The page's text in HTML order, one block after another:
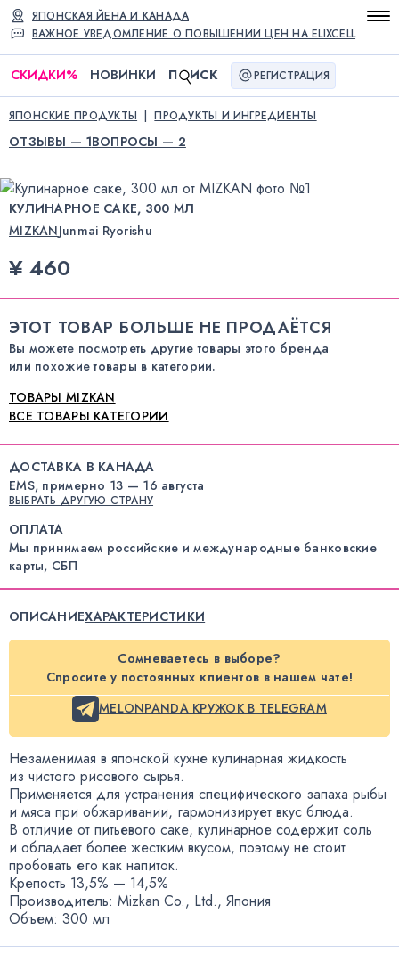
ВАЖНОЕ УВЕДОМЛЕНИЕ О ПОВЫШЕНИИ ЦЕН НА ELIXCELL
ЯПОНСКАЯ ЙЕНА И КАНАДА
СКИДКИ% НОВИНКИ П ИСК РЕГИСТРАЦИЯ
ЯПОНСКИЕ ПРОДУКТЫ ПРОДУКТЫ И ИНГРЕДИЕНТЫ
ОТЗЫВЫ — 1ВОПРОСЫ — 2
КУЛИНАРНОЕ САКЕ, 300 МЛ
MIZKANJunmai Ryorishu
¥ 460
ЭТОТ ТОВАР БОЛЬШЕ НЕ ПРОДАЁТСЯ
Вы можете посмотреть другие товары этого бренда
или похожие товары в категории.
ТОВАРЫ MIZKAN
ВСЕ ТОВАРЫ КАТЕГОРИИ
ДОСТАВКА В КАНАДА
EMS, примерно 13 — 16 августа
ВЫБРАТЬ ДРУГУЮ СТРАНУ
ОПЛАТА
Мы принимаем российские и международные банковские
карты, СБП
ОПИСАНИЕХАРАКТЕРИСТИКИ
Сомневаетесь в выборе?
Спросите у постоянных клиентов в нашем чате!
MELONPANDA КРУЖОК В TELEGRAM
Незаменимая в японской кухне кулинарная жидкость
из чистого рисового сырья.
Применяется для устранения специфического запаха рыбы
и мяса при обжаривании, гармонизирует вкус блюда.
В отличие от питьевого саке, кулинарное содержит соль
и обладает более жестким вкусом, поэтому не стоит
пробовать его как напиток.
Крепость 13,5% — 14,5%
Производитель: Mizkan Co., Ltd., Япония
Объем: 300 мл